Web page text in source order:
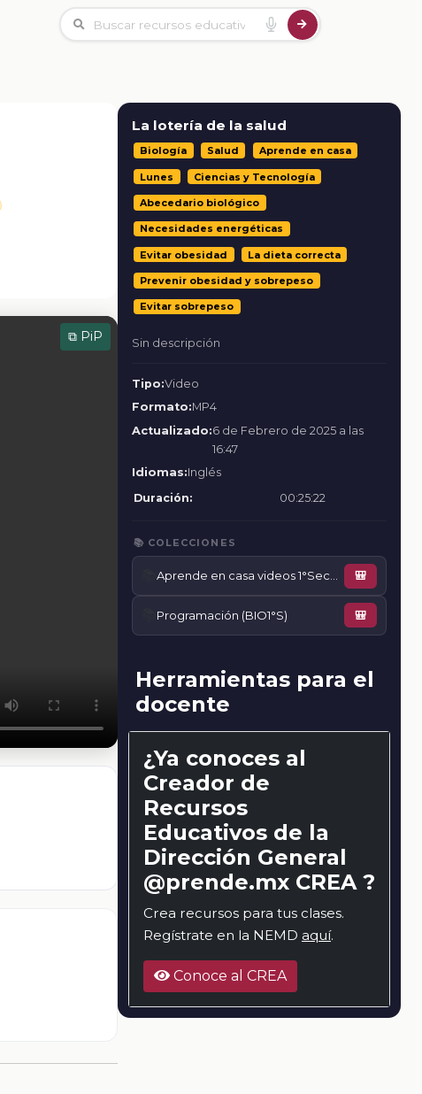
⧉ PiP
La lotería de la salud
Biología Salud Aprende en casa
Lunes Ciencias y Tecnología
Abecedario biológico
Necesidades energéticas
Evitar obesidad La dieta correcta
Prevenir obesidad y sobrepeso
Evitar sobrepeso
Sin descripción
Tipo:Video
Formato:MP4
Actualizado:6 de Febrero de 2025 a las
16:47
Idiomas:Inglés
Duración:
00:25:22
📚 COLECCIONES
📚 🎒
Programación (BIO1°S) 🎒
Herramientas para el
docente
¿Ya conoces al
Creador de
Recursos
Educativos de la
Dirección General
@prende.mx CREA ?
Crea recursos para tus clases.
Regístrate en la NEMD aquí.
Conoce al CREA